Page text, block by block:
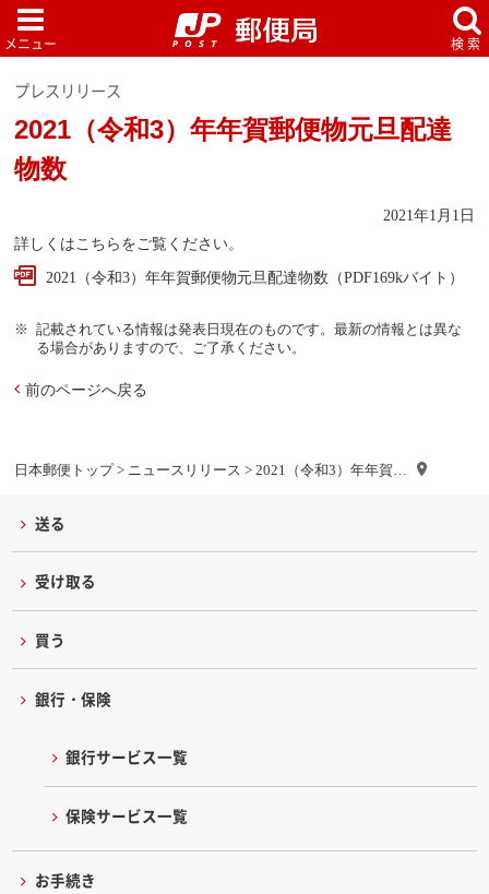
日本郵便トップ> ニュースリリース > 2021（令和3）年年賀…
プレスリリース
2021（令和3）年年賀郵便物元旦配達
物数
2021年1月1日
詳しくはこちらをご覧ください。
2021（令和3）年年賀郵便物元旦配達物数（PDF169kバイト）
記載されている情報は発表日現在のものです。最新の情報とは異な
る場合がありますので、ご了承ください。
前のページへ戻る
送る
受け取る
買う
銀行・保険
銀行サービス一覧
保険サービス一覧
お手続き